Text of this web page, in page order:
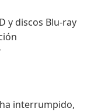
y discos Blu-ray
interrumpido,